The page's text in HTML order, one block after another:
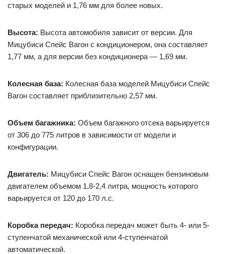
старых моделей и 1,76 мм для более новых.
Высота: Высота автомобиля зависит от версии. Для
Мицубиси Спейс Вагон с кондиционером, она составляет
1,77 мм, а для версии без кондиционера — 1,69 мм.
Колесная база: Колесная база моделей Мицубиси Спейс
Вагон составляет приблизительно 2,57 мм.
Объем багажника: Объем багажного отсека варьируется
от 306 до 775 литров в зависимости от модели и
конфигурации.
Двигатель: Мицубиси Спейс Вагон оснащен бензиновым
двигателем объемом 1,8-2,4 литра, мощность которого
варьируется от 120 до 170 л.с.
Коробка передач: Коробка передач может быть 4- или 5-
ступенчатой механической или 4-ступенчатой
автоматической.